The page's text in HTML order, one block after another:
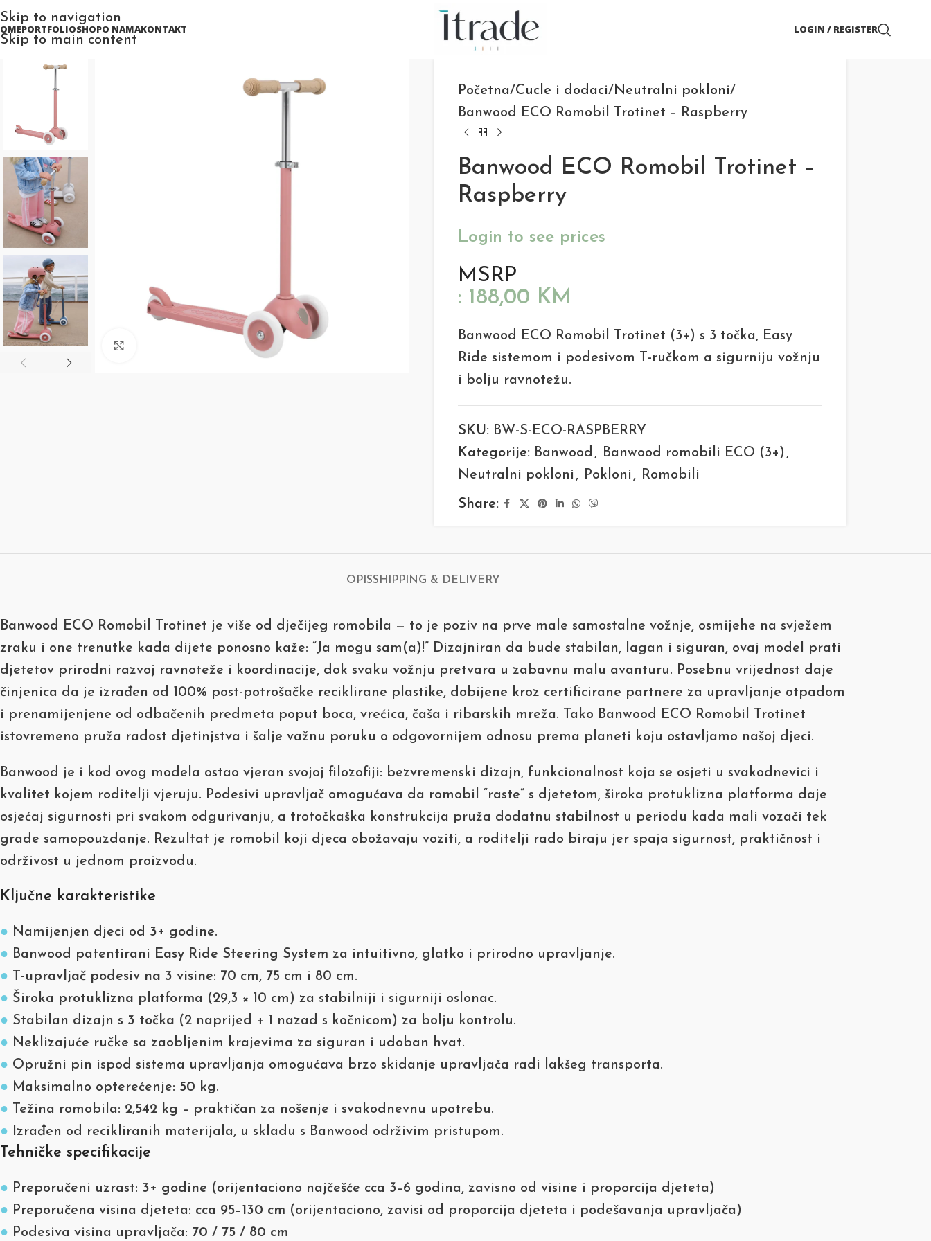
Skip to navigation
Skip to main content
PORTFOLIOSHOPO NAMAKONTAKT LOGIN / REGISTER
Početna Cucle i dodaci Neutralni pokloni
Banwood ECO Romobil Trotinet – Raspberry
Banwood ECO Romobil Trotinet –
Raspberry
Login to see prices
MSRP
: 188,00 KM
Banwood ECO Romobil Trotinet (3+) s 3 točka, Easy
Ride sistemom i podesivom T-ručkom a sigurniju vožnju
i bolju ravnotežu.
SKU: BW-S-ECO-RASPBERRY
Kategorije: Banwood , Banwood romobili ECO (3+) ,
Neutralni pokloni , Pokloni , Romobili
Share:
OPISSHIPPING & DELIVERY
Banwood ECO Romobil Trotinet je više od dječijeg romobila — to je poziv na prve male samostalne vožnje, osmijehe na svježem
zraku i one trenutke kada dijete ponosno kaže: “Ja mogu sam(a)!” Dizajniran da bude stabilan, lagan i siguran, ovaj model prati
djetetov prirodni razvoj ravnoteže i koordinacije, dok svaku vožnju pretvara u zabavnu malu avanturu. Posebnu vrijednost daje
činjenica da je izrađen od 100% post-potrošačke reciklirane plastike, dobijene kroz certificirane partnere za upravljanje otpadom
i prenamijenjene od odbačenih predmeta poput boca, vrećica, čaša i ribarskih mreža. Tako Banwood ECO Romobil Trotinet
istovremeno pruža radost djetinjstva i šalje važnu poruku o odgovornijem odnosu prema planeti koju ostavljamo našoj djeci.
Banwood je i kod ovog modela ostao vjeran svojoj filozofiji: bezvremenski dizajn, funkcionalnost koja se osjeti u svakodnevici i
kvalitet kojem roditelji vjeruju. Podesivi upravljač omogućava da romobil “raste” s djetetom, široka protuklizna platforma daje
osjećaj sigurnosti pri svakom odgurivanju, a trotočkaška konstrukcija pruža dodatnu stabilnost u periodu kada mali vozači tek
grade samopouzdanje. Rezultat je romobil koji djeca obožavaju voziti, a roditelji rado biraju jer spaja sigurnost, praktičnost i
održivost u jednom proizvodu.
Ključne karakteristike
● Namijenjen djeci od 3+ godine.
● Banwood patentirani Easy Ride Steering System za intuitivno, glatko i prirodno upravljanje.
● T-upravljač podesiv na 3 visine: 70 cm, 75 cm i 80 cm.
● Široka protuklizna platforma (29,3 × 10 cm) za stabilniji i sigurniji oslonac.
● Stabilan dizajn s 3 točka (2 naprijed + 1 nazad s kočnicom) za bolju kontrolu.
● Neklizajuće ručke sa zaobljenim krajevima za siguran i udoban hvat.
● Opružni pin ispod sistema upravljanja omogućava brzo skidanje upravljača radi lakšeg transporta.
● Maksimalno opterećenje: 50 kg.
● Težina romobila: 2,542 kg – praktičan za nošenje i svakodnevnu upotrebu.
● Izrađen od recikliranih materijala, u skladu s Banwood održivim pristupom.
Tehničke specifikacije
● Preporučeni uzrast: 3+ godine (orijentaciono najčešće cca 3–6 godina, zavisno od visine i proporcija djeteta)
● Preporučena visina djeteta: cca 95–130 cm (orijentaciono, zavisi od proporcija djeteta i podešavanja upravljača)
● Podesiva visina upravljača: 70 / 75 / 80 cm